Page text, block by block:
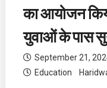
का आयोजन
युवाओं के पास
September 21,
Education